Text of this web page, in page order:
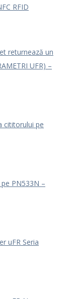
RFID
returnează un
UFR) –
cititorului pe
PN533N –
uFR Seria